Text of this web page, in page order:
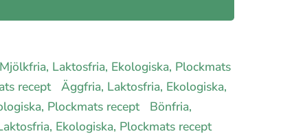
Mjölkfria, Laktosfria, Ekologiska, Plockmats
recept Äggfria, Laktosfria, Ekologiska,
Plockmats recept
Bönfria,
Ekologiska, Plockmats recept